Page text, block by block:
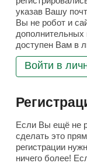
указав Вашу
Вы не робот и
дополнительных
доступен Вам в
Войти в
Если Вы ещё не
сделать это
регистрации
ничего более!